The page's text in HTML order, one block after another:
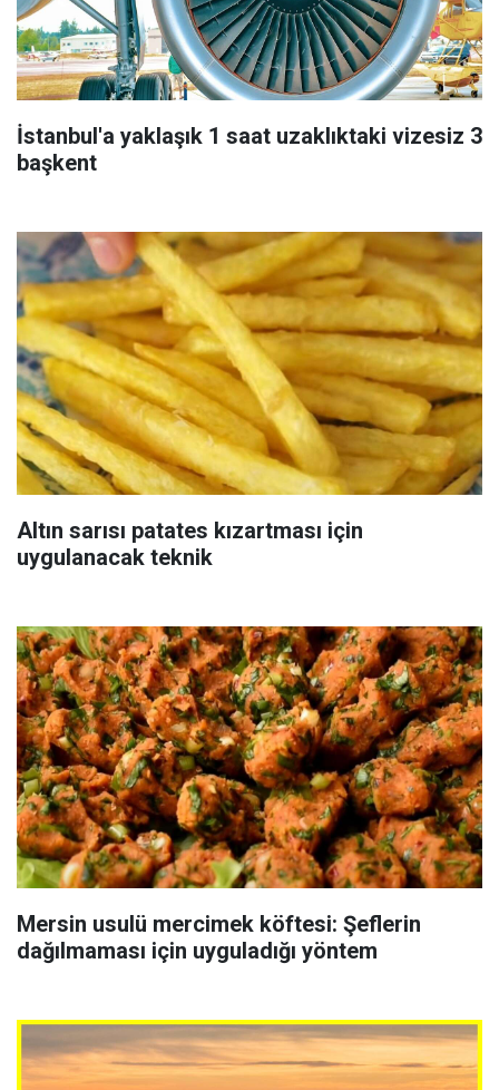
İstanbul'a yaklaşık 1 saat uzaklıktaki vizesiz 3
başkent
Altın sarısı patates kızartması için
uygulanacak teknik
Mersin usulü mercimek köftesi: Şeflerin
dağılmaması için uyguladığı yöntem